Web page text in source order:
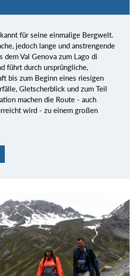
für seine einmalige Bergwelt.
jedoch lange und anstrengende
dem Val Genova zum Lago di
führt durch ursprüngliche,
bis zum Beginn eines riesigen
Gletscherblick und zum Teil
machen die Route - auch
wird - zu einem großen